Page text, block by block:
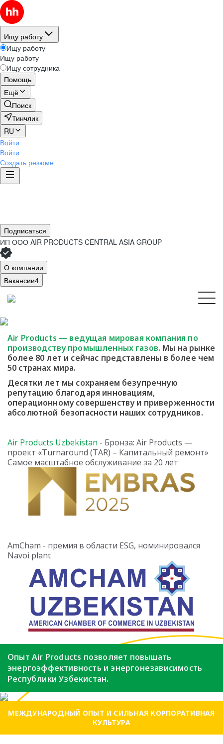
Ищу работу
Ищу работу
Ищу работу
Ищу сотрудника
Помощь
Ещё
Поиск
Тинчлик
RU
Войти
Войти
Создать резюме
Подписаться
ИП ООО AIR PRODUCTS CENTRAL ASIA GROUP
О компании
Вакансии4
Air Products — ведущая мировая компания по
производству промышленных газов. Мы на рынке
более 80 лет и сейчас представлены в более чем
50 странах мира.
Десятки лет мы сохраняем безупречную
репутацию благодаря инновациям,
операционному совершенству и приверженности
абсолютной безопасности наших сотрудников.
Air Products Uzbekistan - Бронза: Air Products —
проект «Turnaround (TAR) – Капитальный ремонт»
Самое масштабное обслуживание за 20 лет
AmCham - премия в области ESG, номинировался
Navoi plant
Опыт Air Products позволяет повышать
энергоэффективность и энергонезависимость
Республики Узбекистан.
МЕЖДУНАРОДНЫЙ ОПЫТ И СИЛЬНАЯ КОРПОРАТИВНАЯ
КУЛЬТУРА